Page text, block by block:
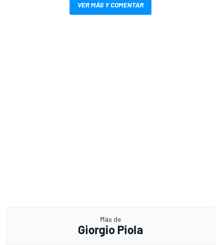
VER MÁS Y COMENTAR
Más de
Giorgio Piola